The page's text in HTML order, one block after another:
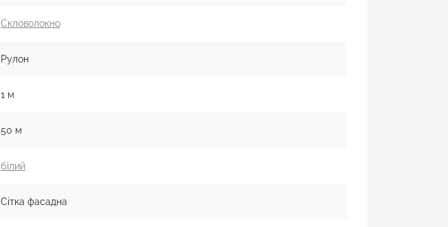
Скловолокно
Рулон
1 м
50 м
білий
Сітка фасадна